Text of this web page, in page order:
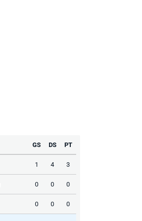
GS DS PT
1 4 3
0 0 0
0 0 0